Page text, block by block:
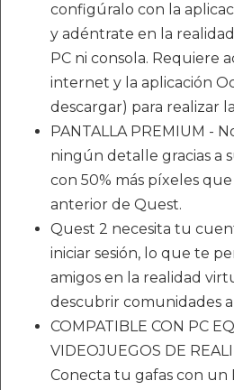
configúralo con la
y adéntrate en la
PC ni consola. Requiere
internet y la aplicación
descargar) para realizar
PANTALLA PREMIUM -
ningún detalle gracias a
con 50% más píxeles
anterior de Quest.
Quest 2 necesita tu
iniciar sesión, lo que te
amigos en la realidad
descubrir comunidades
COMPATIBLE CON PC
VIDEOJUEGOS DE
Conecta tu gafas con un